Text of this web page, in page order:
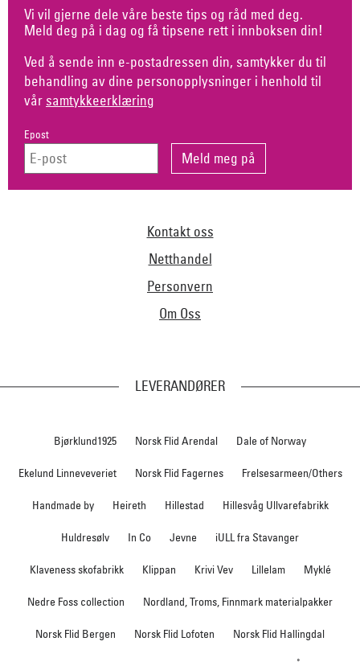
Vi vil gjerne dele våre beste tips og råd med deg.
Meld deg på i dag og få tipsene rett i innboksen din!
Ved å sende inn e-postadressen din, samtykker du til
behandling av dine personopplysninger i henhold til
vår samtykkeerklæring
Epost
Kontakt oss
Netthandel
Personvern
Om Oss
LEVERANDØRER
Bjørklund1925 Norsk Flid Arendal Dale of Norway
Ekelund Linneveveriet Norsk Flid Fagernes Frelsesarmeen/Others
Handmade by Heireth Hillestad Hillesvåg Ullvarefabrikk
Huldresølv In Co Jevne iULL fra Stavanger
Klaveness skofabrikk Klippan Krivi Vev Lillelam Myklé
Nedre Foss collection Nordland, Troms, Finnmark materialpakker
Norsk Flid Bergen Norsk Flid Lofoten Norsk Flid Hallingdal